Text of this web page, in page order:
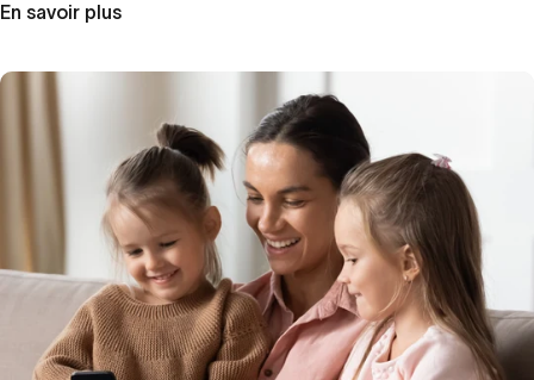
En savoir plus